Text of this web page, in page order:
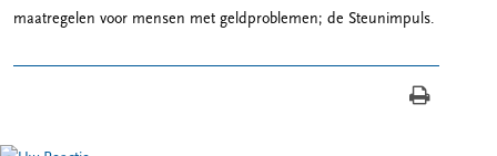
maatregelen voor mensen met geldproblemen; de Steunimpuls.